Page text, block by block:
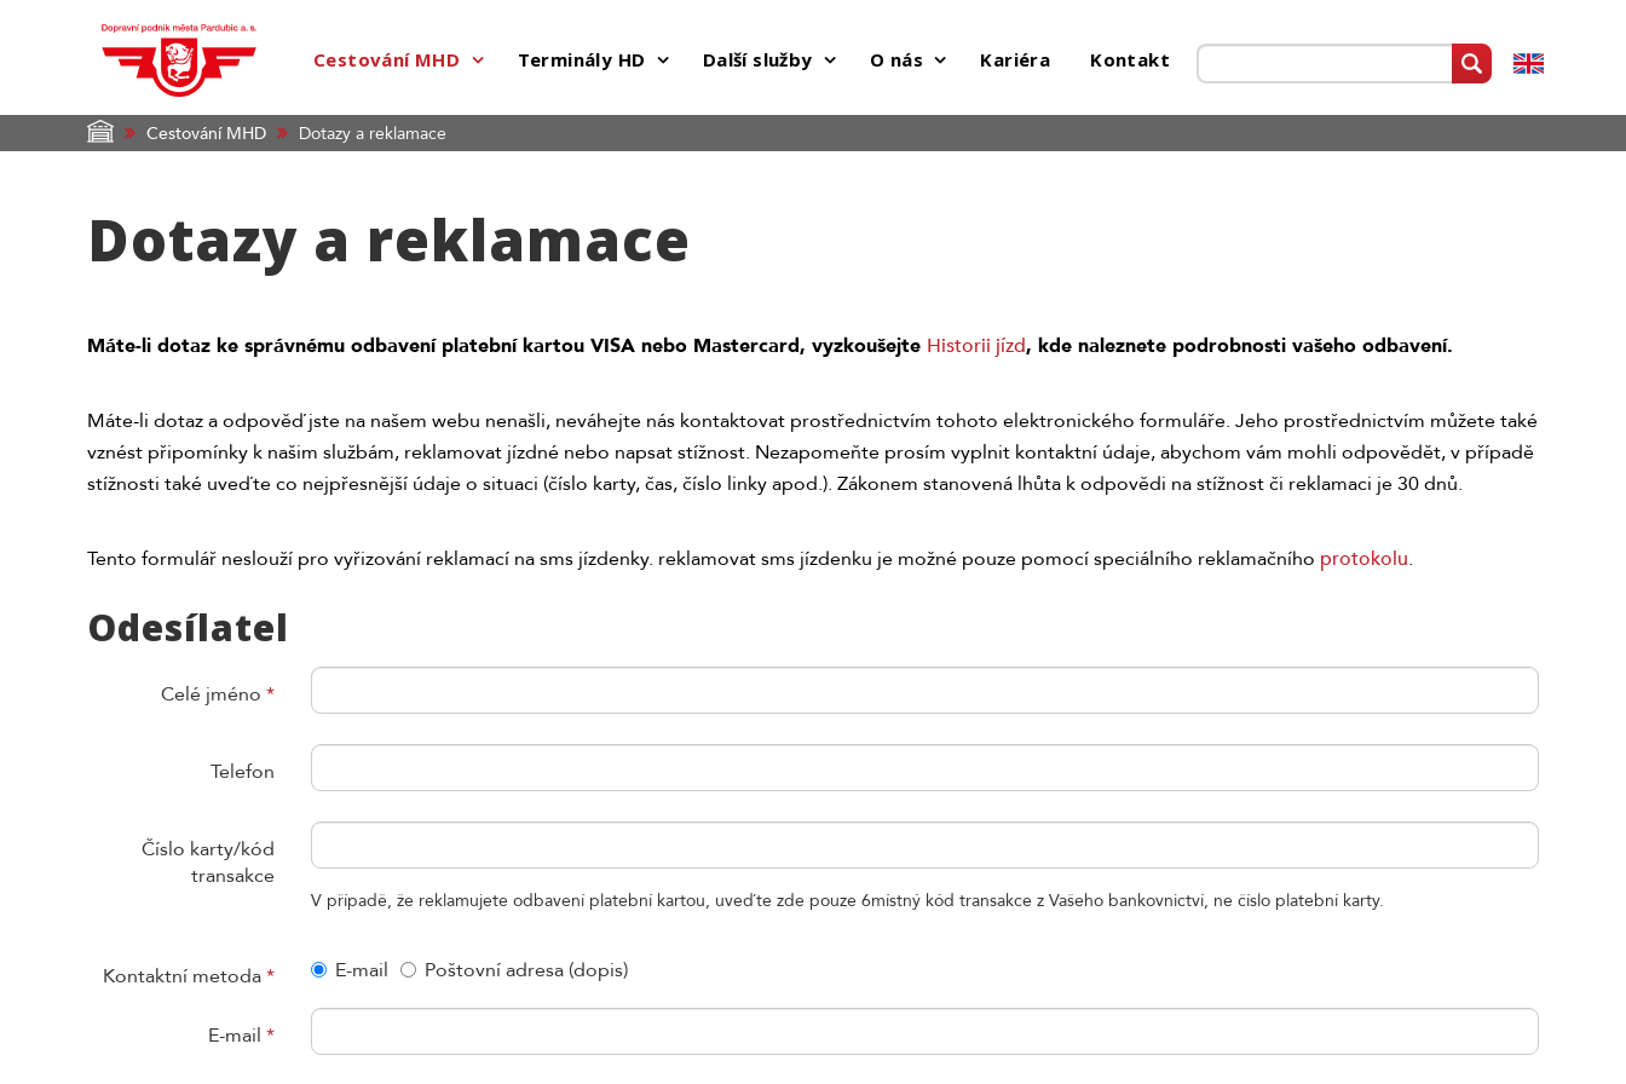
Cestování MHD Terminály HD Další služby O nás Kariéra Kontakt
Cestování MHD Dotazy a reklamace
Dotazy a reklamace
Máte-li dotaz ke správnému odbavení platební kartou VISA nebo Mastercard, vyzkoušejte Historii jízd, kde naleznete podrobnosti vašeho odbavení.
Máte-li dotaz a odpověď jste na našem webu nenašli, neváhejte nás kontaktovat prostřednictvím tohoto elektronického formuláře. Jeho prostřednictvím můžete také
vznést připomínky k našim službám, reklamovat jízdné nebo napsat stížnost. Nezapomeňte prosím vyplnit kontaktní údaje, abychom vám mohli odpovědět, v případě
stížnosti také uveďte co nejpřesnější údaje o situaci (číslo karty, čas, číslo linky apod.). Zákonem stanovená lhůta k odpovědi na stížnost či reklamaci je 30 dnů.
Tento formulář neslouží pro vyřizování reklamací na sms jízdenky. reklamovat sms jízdenku je možné pouze pomocí speciálního reklamačního protokolu.
Odesílatel
Celé jméno *
Telefon
Číslo karty/kód
transakce
V případě, že reklamujete odbavení platební kartou, uveďte zde pouze 6místný kód transakce z Vašeho bankovnictví, ne číslo platební karty.
Kontaktní metoda* E-mail Poštovní adresa (dopis)
E-mail *